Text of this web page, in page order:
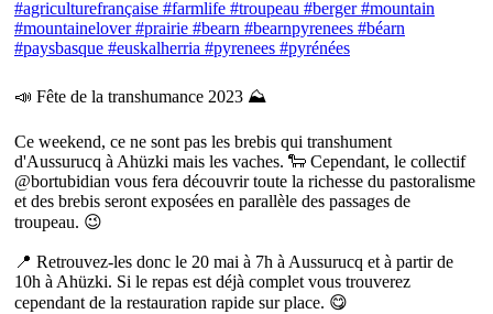
📣 Fête de la transhumance 2023 ⛰
Ce weekend, ce ne sont pas les brebis qui transhument
d'Aussurucq à Ahüzki mais les vaches. 🐑 Cependant, le collectif
@bortubidian vous fera découvrir toute la richesse du pastoralisme
et des brebis seront exposées en parallèle des passages de
troupeau. 😉
📍 Retrouvez-les donc le 20 mai à 7h à Aussurucq et à partir de
10h à Ahüzki. Si le repas est déjà complet vous trouverez
cependant de la restauration rapide sur place. 😋